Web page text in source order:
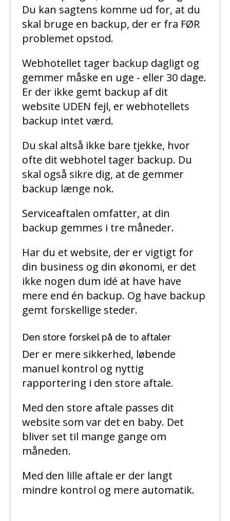
Du kan sagtens komme ud for, at du
skal bruge en backup, der er fra FØR
problemet opstod.
Webhotellet tager backup dagligt og
gemmer måske en uge - eller 30 dage.
Er der ikke gemt backup af dit
website UDEN fejl, er webhotellets
backup intet værd.
Du skal altså ikke bare tjekke, hvor
ofte dit webhotel tager backup. Du
skal også sikre dig, at de gemmer
backup længe nok.
Serviceaftalen omfatter, at din
backup gemmes i tre måneder.
Har du et website, der er vigtigt for
din business og din økonomi, er det
ikke nogen dum idé at have have
mere end én backup. Og have backup
gemt forskellige steder.
Den store forskel på de to aftaler
Der er mere sikkerhed, løbende
manuel kontrol og nyttig
rapportering i den store aftale.
Med den store aftale passes dit
website som var det en baby. Det
bliver set til mange gange om
måneden.
Med den lille aftale er der langt
mindre kontrol og mere automatik.